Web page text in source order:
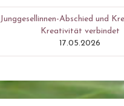
Junggesellinnen-Abschied und
Kreativität verbindet
17.05.2026